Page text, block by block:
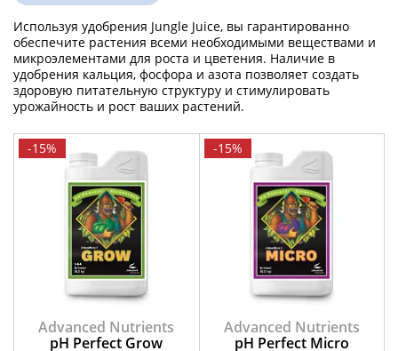
Используя удобрения Jungle Juice, вы гарантированно
обеспечите растения всеми необходимыми веществами и
микроэлементами для роста и цветения. Наличие в
удобрения кальция, фосфора и азота позволяет создать
здоровую питательную структуру и стимулировать
урожайность и рост ваших растений.
-15%
Advanced Nutrients
pH Perfect Grow
-15%
Advanced Nutrients
pH Perfect Micro